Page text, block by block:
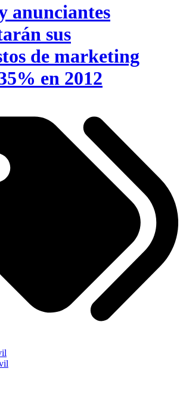
anunciantes
sus
de marketing
en 2012